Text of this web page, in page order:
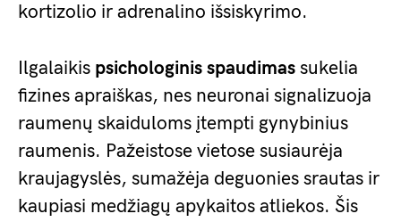
kortizolio ir adrenalino išsiskyrimo.
Ilgalaikis psichologinis spaudimas sukelia
fizines apraiškas, nes neuronai signalizuoja
raumenų skaiduloms įtempti gynybinius
raumenis. Pažeistose vietose susiaurėja
kraujagyslės, sumažėja deguonies srautas ir
kaupiasi medžiagų apykaitos atliekos. Šis